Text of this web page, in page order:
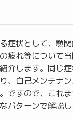
症状として、顎関
疲れ等について
介します。同じ
、自己メンテナ
ですので、これ
パターンで解説し